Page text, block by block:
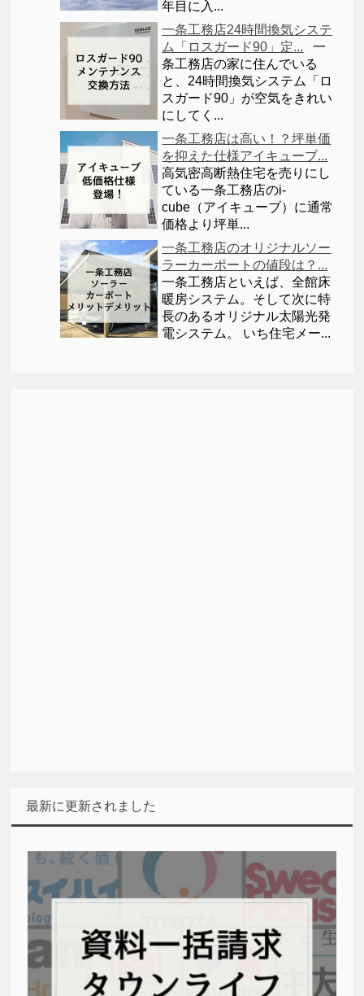
年目に入...
一条工務店24時間換気システ
ム「ロスガード90」定...
一
条工務店の家に住んでいる
と、24時間換気システム「ロ
スガード90」が空気をきれい
にしてく...
一条工務店は高い！？坪単価
を抑えた仕様アイキューブ...
高気密高断熱住宅を売りにし
ている一条工務店のi-
cube（アイキューブ）に通常
価格より坪単...
一条工務店のオリジナルソー
ラーカーポートの値段は？...
一条工務店といえば、全館床
暖房システム。そして次に特
長のあるオリジナル太陽光発
電システム。 いち住宅メー...
最新に更新されました